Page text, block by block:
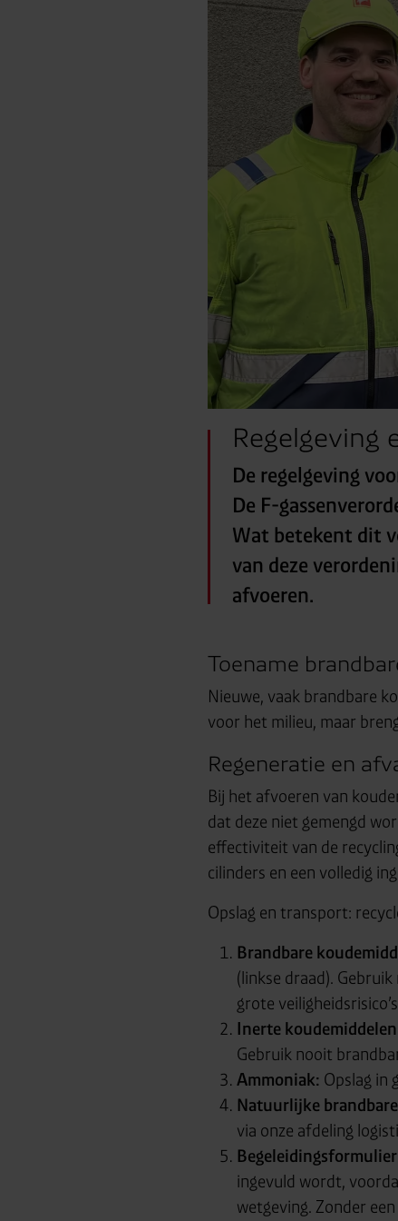
Regelgeving
De regelgeving
De F-
Wat betekent dit
van deze
afvoeren.
Toename
Nieuwe, vaak brandbare
voor het milieu, maar
Regeneratie en
Bij het afvoeren van
dat deze niet gemengd
effectiviteit van de
cilinders en een volledig
Opslag en transport:
Brandbare
(linkse draad).
grote
Inerte koudemiddelen
Gebruik nooit
Ammoniak: Opslag in
Natuurlijke
via onze afdeling
Begeleidingsformulier
ingevuld wordt,
wetgeving. Zonder